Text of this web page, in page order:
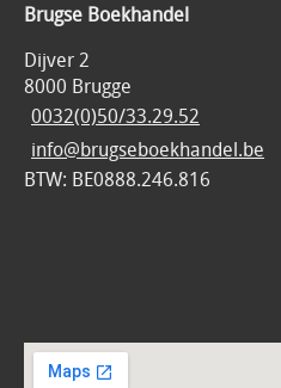
Brugse Boekhandel
Dijver 2
8000 Brugge
0032(0)50/33.29.52
info@brugseboekhandel.be
BTW: BE0888.246.816